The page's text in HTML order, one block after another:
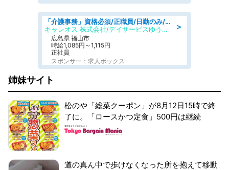
＞
「介護事務」資格必須/正職員/日勤のみ/デイサービス
キャレオス 株式会社/デイサービスゆうゆう南本庄
広島県 福山市
時給1,085円～1,115円
正社員
スポンサー：求人ボックス
姉妹サイト
松のや「総菜クーポン」が8月12日15時で終
了に。「ロースかつ定食」500円は継続
道の真ん中で歩けなくなった所を抱えて移動